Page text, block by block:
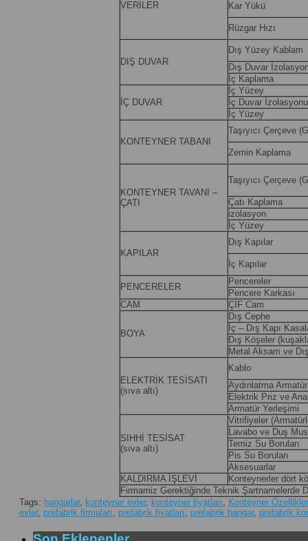
VERİLER
Kar Yükü
Rüzgar Hızı
DIŞ DUVAR
Dış Yüzey Kablam
Dış Duvar
İç Kaplama
İÇ DUVAR
İç Yüzey
İç Duvar İzolasyonu
İç Yüzey
KONTEYNER TABANI
Taşıyıcı Çerçeve
Zemin Kaplama
KONTEYNER TAVANI –
ÇATI
Taşıyıcı Çerçeve
Çatı Kaplama
izolasyon
İç Yüzey
KAPILAR
Dış Kapılar
İç Kapılar
PENCERELER
Pencereler
Pencere Karkası
CAM
ÇİF Cam
BOYA
Dış Cephe
İç – Dış Kapı
Dış Köşeler
Metal Aksam ve
ELEKTRİK TESİSATI
(sıva altı)
Kablo
Aydınlatma
Elektrik Priz ve
Armatür Yerleşimi
SIHHİ TESİSAT
(sıva altı)
Vitrifiyeler
Lavabo ve Duş
Temiz Su Boruları
Pis Su Boruları
Aksesuarlar
KALDIRMA İŞLEVİ
Konteynerler dört
Firmamiz Gerektiğinde Teknik Şartnamelerde
Tags: hangarlar, konteyner evler, konteyner fiyatları
Konteyner
evler, prefabrik firmaları prefabrik fiyatları prefabrik hangar, prefabrik